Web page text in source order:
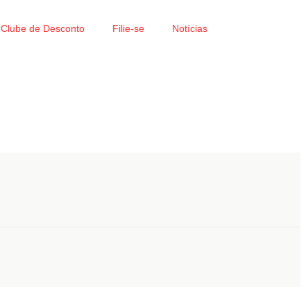
Clube de Desconto Filie-se Notícias